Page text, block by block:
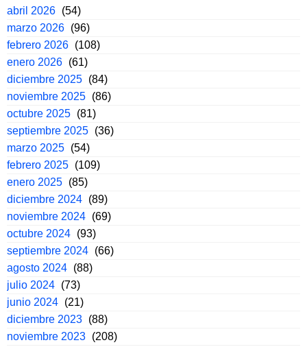
abril 2026 (54)
marzo 2026 (96)
febrero 2026 (108)
enero 2026 (61)
diciembre 2025 (84)
noviembre 2025 (86)
octubre 2025 (81)
septiembre 2025 (36)
marzo 2025 (54)
febrero 2025 (109)
enero 2025 (85)
diciembre 2024 (89)
noviembre 2024 (69)
octubre 2024 (93)
septiembre 2024 (66)
agosto 2024 (88)
julio 2024 (73)
junio 2024 (21)
diciembre 2023 (88)
noviembre 2023 (208)